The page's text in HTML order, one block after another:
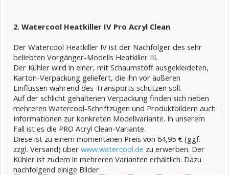
2. Watercool Heatkiller IV Pro Acryl Clean
Der Watercool Heatkiller IV ist der Nachfolger des sehr
beliebten Vorgänger-Modells Heatkiller III.
Der Kühler wird in einer, mit Schaumstoff ausgekleideten,
Karton-Verpackung geliefert, die ihn vor äußeren
Einflüssen während des Transports schützen soll.
Auf der schlicht gehaltenen Verpackung finden sich neben
mehreren Watercool-Schriftzügen und Produktbildern auch
Informationen zur konkreten Modellvariante. In unserem
Fall ist es die PRO Acryl Clean-Variante.
Diese ist zu einem momentanen Preis von 64,95 € (ggf.
zzgl. Versand) über www.watercool.de zu erwerben. Der
Kühler ist zudem in mehreren Varianten erhältlich. Dazu
nachfolgend einige Bilder